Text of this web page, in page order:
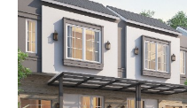
kawasan yang berbeda.